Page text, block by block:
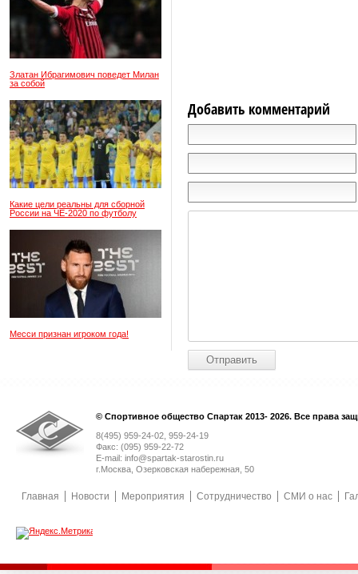
Златан Ибрагимович поведет Милан
за собой
Какие цели реальны для сборной
России на ЧЕ-2020 по футболу
Месси признан игроком года!
Добавить комментарий
© Спортивное общество Спартак 2013- 2026. Все права
8(495) 959-24-02, 959-24-19
Факс: (095) 959-22-72
E-mail: info@spartak-starostin.ru
г.Москва, Озерковская набережная, 50
Главная Новости Мероприятия Сотрудничество СМИ о нас